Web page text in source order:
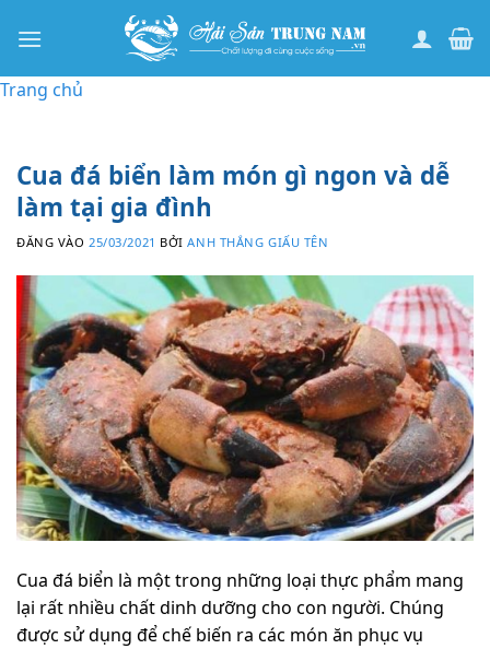
qua
dung
Trang chủ
Cua đá biển làm món gì ngon và dễ
làm tại gia đình
ĐĂNG VÀO 25/03/2021 BỞIANH THẮNG GIẤU TÊN
Cua đá biển là một trong những loại thực phẩm mang
lại rất nhiều chất dinh dưỡng cho con người. Chúng
được sử dụng để chế biến ra các món ăn phục vụ